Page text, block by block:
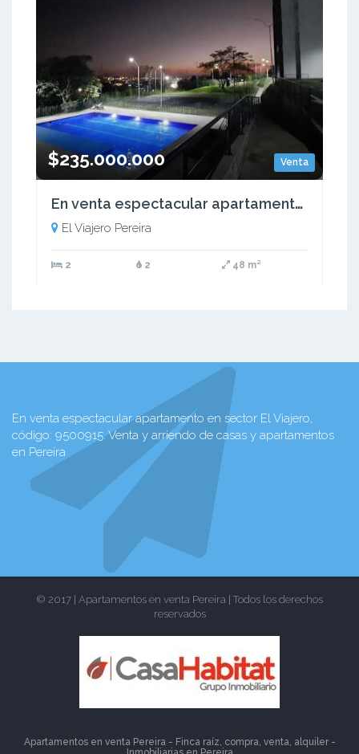
Venta
$235.000.000
En venta espectacular apartamento en sector El Viajero
El Viajero Pereira
2 2 48 m²
En venta espectacular apartamento en sector El Viajero,
código: 9500915. Venta y arriendo de casas y apartamentos
en Pereira
© 2017 | Apartamentos en venta Pereira | Todos los derechos
reservados
Apartamentos en venta Pereira - Finca raíz, compra, venta, alquiler -